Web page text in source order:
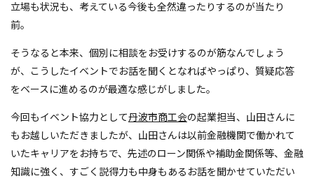
立場も状況も、考えている今後も全然違ったりするのが当たり
前。
そうなると本来、個別に相談をお受けするのが筋なんでしょう
が、こうしたイベントでお話を聞くとなればやっぱり、質疑応答
をベースに進めるのが最適な感じがしました。
今回もイベント協力として丹波市商工会の起業担当、山田さんに
もお越しいただきましたが、山田さんは以前金融機関で働かれて
いたキャリアをお持ちで、先述のローン関係や補助金関係等、金融
知識に強く、すごく説得力も中身もあるお話を聞かせていただい